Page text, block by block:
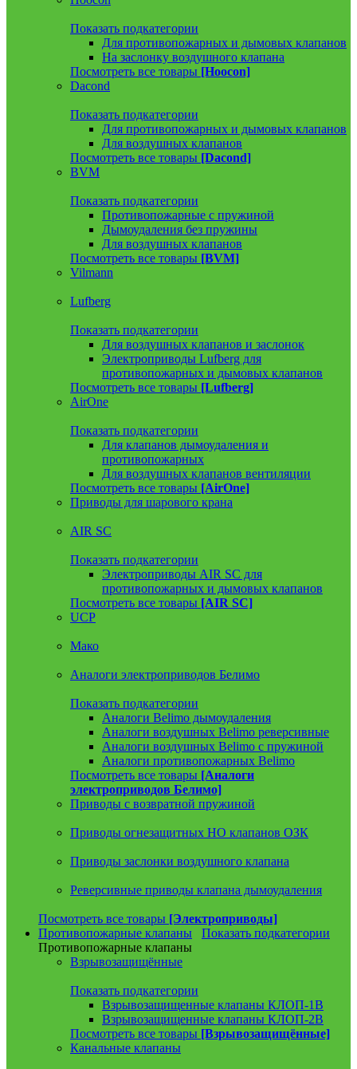
Показать подкатегории
Для противопожарных и дымовых клапанов
На заслонку воздушного клапана
Посмотреть все товары [Hoocon]
Dacond
Показать подкатегории
Для противопожарных и дымовых клапанов
Для воздушных клапанов
Посмотреть все товары [Dacond]
BVM
Показать подкатегории
Противопожарные с пружиной
Дымоудаления без пружины
Для воздушных клапанов
Посмотреть все товары [BVM]
Vilmann
Lufberg
Показать подкатегории
Для воздушных клапанов и заслонок
Электроприводы Lufberg для
противопожарных и дымовых клапанов
Посмотреть все товары [Lufberg]
AirOne
Показать подкатегории
Для клапанов дымоудаления и
противопожарных
Для воздушных клапанов вентиляции
Посмотреть все товары [AirOne]
Приводы для шарового крана
AIR SC
Показать подкатегории
Электроприводы AIR SC для
противопожарных и дымовых клапанов
Посмотреть все товары [AIR SC]
UCP
Мако
Аналоги электроприводов Белимо
Показать подкатегории
Аналоги Belimo дымоудаления
Аналоги воздушных Belimo реверсивные
Аналоги воздушных Belimo с пружиной
Аналоги противопожарных Belimo
Посмотреть все товары [Аналоги
электроприводов Белимо]
Приводы с возвратной пружиной
Приводы огнезащитных НО клапанов ОЗК
Приводы заслонки воздушного клапана
Реверсивные приводы клапана дымоудаления
Посмотреть все товары [Электроприводы]
Противопожарные клапаны
Показать подкатегории
Противопожарные клапаны
Взрывозащищённые
Показать подкатегории
Взрывозащищенные клапаны КЛОП-1В
Взрывозащищенные клапаны КЛОП-2В
Посмотреть все товары [Взрывозащищённые]
Канальные клапаны